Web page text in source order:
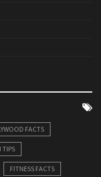
FACTS
TIPS
FITNESS FACTS